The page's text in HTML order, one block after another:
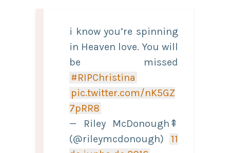
i know you’re spinning
in Heaven love. You will
be missed
#RIPChristina
pic.twitter.com/nK5GZ
7pRR8
— Riley McDonough⇞
(@rileymcdonough)
11